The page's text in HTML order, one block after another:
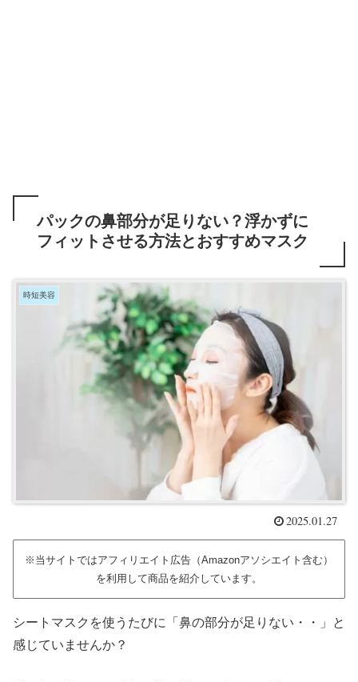
パックの鼻部分が足りない？浮かずに
フィットさせる方法とおすすめマスク
時短美容
2025.01.27
※当サイトではアフィリエイト広告（Amazonアソシエイト含む）
を利用して商品を紹介しています。
シートマスクを使うたびに「鼻の部分が足りない・・」と
感じていませんか？